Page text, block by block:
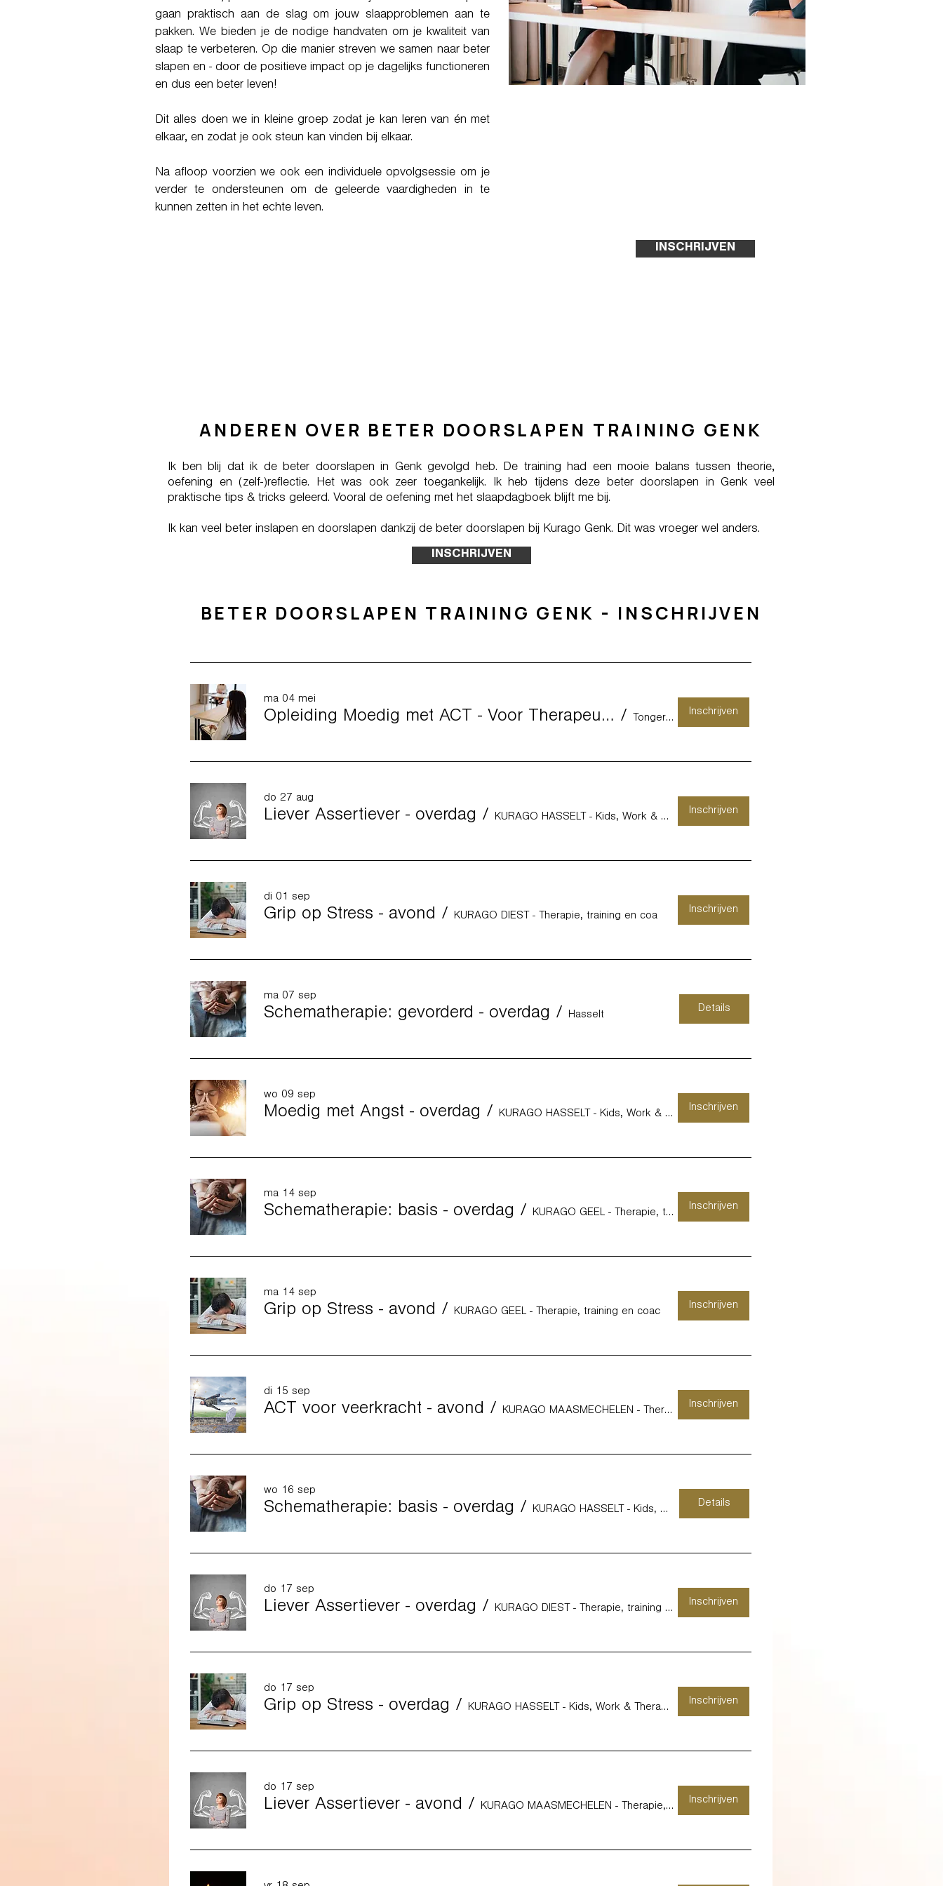
gaan praktisch aan de slag om jouw slaapproblemen aan te
pakken. We bieden je de nodige handvaten om je kwaliteit van
slaap te verbeteren. Op die manier streven we samen naar beter
slapen en - door de positieve impact op je dagelijks functioneren
en dus een beter leven!
Dit alles doen we in kleine groep zodat je kan leren van én met
elkaar, en zodat je ook steun kan vinden bij elkaar.
Na afloop voorzien we ook een individuele opvolgsessie om je
verder te ondersteunen om de geleerde vaardigheden in te
kunnen zetten in het echte leven.
INSCHRIJVEN
ANDEREN OVER BETER DOORSLAPEN TRAINING GENK
Ik ben blij dat ik de beter doorslapen in Genk gevolgd heb. De training had een mooie balans tussen theorie,
oefening en (zelf-)reflectie. Het was ook zeer toegankelijk. Ik heb tijdens deze beter doorslapen in Genk veel
praktische tips & tricks geleerd. Vooral de oefening met het slaapdagboek blijft me bij.
Ik kan veel beter inslapen en doorslapen dankzij de beter doorslapen bij Kurago Genk. Dit was vroeger wel anders.
INSCHRIJVEN
BETER DOORSLAPEN TRAINING GENK - INSCHRIJVEN
ma 04 mei
Opleiding Moedig met ACT - Voor Therapeuten / Tongersestraat 16
Inschrijven
do 27 aug
Liever Assertiever - overdag / KURAGO HASSELT - Kids, Work & Therapy -
Inschrijven
di 01 sep
Grip op Stress - avond / KURAGO DIEST - Therapie, training en coa
Inschrijven
ma 07 sep
Schematherapie: gevorderd - overdag / Hasselt
Details
wo 09 sep
Moedig met Angst - overdag / KURAGO HASSELT - Kids, Work & Therapy -
Inschrijven
ma 14 sep
Schematherapie: basis - overdag / KURAGO GEEL - Therapie, training en coac
Inschrijven
ma 14 sep
Grip op Stress - avond / KURAGO GEEL - Therapie, training en coac
Inschrijven
di 15 sep
ACT voor veerkracht - avond / KURAGO MAASMECHELEN - Therapie, training
Inschrijven
wo 16 sep
Schematherapie: basis - overdag / KURAGO HASSELT - Kids, Work & Therapy -
Details
do 17 sep
Liever Assertiever - overdag / KURAGO DIEST - Therapie, training en coa
Inschrijven
do 17 sep
Grip op Stress - overdag / KURAGO HASSELT - Kids, Work & Therapy -
Inschrijven
do 17 sep
Liever Assertiever - avond / KURAGO MAASMECHELEN - Therapie, training
Inschrijven